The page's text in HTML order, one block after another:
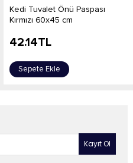
Kedi Tuvalet Önü Paspası
Kırmızı 60x45 cm
42.14TL
Sepete Ekle